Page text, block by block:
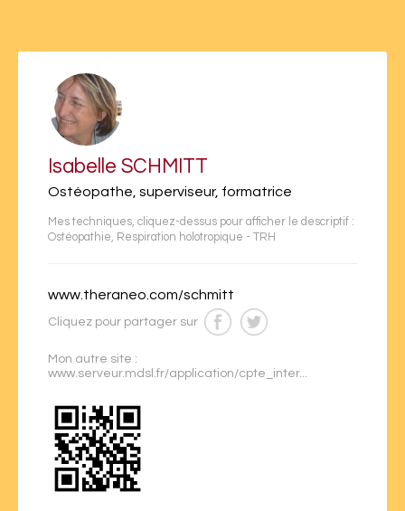
Isabelle SCHMITT
Ostéopathe, superviseur, formatrice
Mes techniques, cliquez-dessus pour afficher le descriptif :
Ostéopathie, Respiration holotropique - TRH
www.theraneo.com/schmitt
Cliquez pour partager sur
Mon autre site :
www.serveur.mdsl.fr/application/cpte_inter...